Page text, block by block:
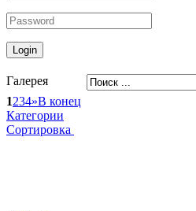
Галерея
1234»В конец
Категории
Сортировка